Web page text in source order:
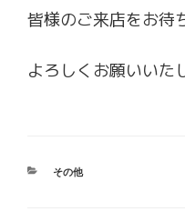
皆様のご来店をお待
よろしくお願いいた
カ
その他